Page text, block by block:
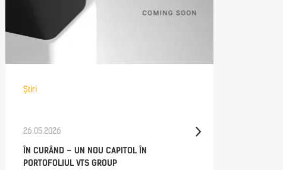
Știri
26.05.2026
ÎN CURÂND – UN NOU CAPITOL ÎN
PORTOFOLIUL VTS GROUP